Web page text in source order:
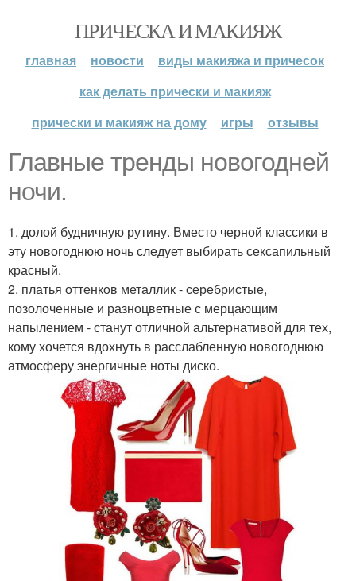
ПРИЧЕСКА И МАКИЯЖ
главная новости
виды макияжа и причесок
как делать прически и макияж
прически и макияж на дому
игры отзывы
Главные тренды новогодней
ночи.
1. долой будничную рутину. Вместо черной классики в
эту новогоднюю ночь следует выбирать сексапильный
красный.
2. платья оттенков металлик - серебристые,
позолоченные и разноцветные с мерцающим
напылением - станут отличной альтернативой для тех,
кому хочется вдохнуть в расслабленную новогоднюю
атмосферу энергичные ноты диско.